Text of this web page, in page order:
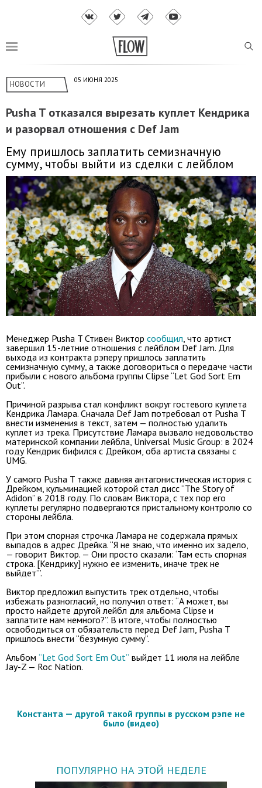
НОВОСТИ 05 ИЮНЯ 2025
Pusha T отказался вырезать куплет Кендрика
и разорвал отношения с Def Jam
Ему пришлось заплатить семизначную
сумму, чтобы выйти из сделки с лейблом
Менеджер Pusha T Стивен Виктор сообщил, что артист
завершил 15-летние отношения с лейблом Def Jam. Для
выхода из контракта рэперу пришлось заплатить
семизначную сумму, а также договориться о передаче части
прибыли с нового альбома группы Clipse “Let God Sort Em
Out”.
Причиной разрыва стал конфликт вокруг гостевого куплета
Кендрика Ламара. Сначала Def Jam потребовал от Pusha T
внести изменения в текст, затем — полностью удалить
куплет из трека. Присутствие Ламара вызвало недовольство
материнской компании лейбла, Universal Music Group: в 2024
году Кендрик бифился с Дрейком, оба артиста связаны с
UMG.
У самого Pusha T также давняя антагонистическая история с
Дрейком, кульминацией которой стал дисс “The Story of
Adidon” в 2018 году. По словам Виктора, с тех пор его
куплеты регулярно подвергаются пристальному контролю со
стороны лейбла.
При этом спорная строчка Ламара не содержала прямых
выпадов в адрес Дрейка. “Я не знаю, что именно их задело,
— говорит Виктор. — Они просто сказали: ‘Там есть спорная
строка. [Кендрику] нужно ее изменить, иначе трек не
выйдет’”.
Виктор предложил выпустить трек отдельно, чтобы
избежать разногласий, но получил ответ: “А может, вы
просто найдете другой лейбл для альбома Clipse и
заплатите нам немного?”. В итоге, чтобы полностью
освободиться от обязательств перед Def Jam, Pusha T
пришлось внести “безумную сумму”.
Альбом “Let God Sort Em Out” выйдет 11 июля на лейбле
Jay-Z — Roc Nation.
Константа — другой такой группы в русском рэпе не
было (видео)
ПОПУЛЯРНО НА ЭТОЙ НЕДЕЛЕ